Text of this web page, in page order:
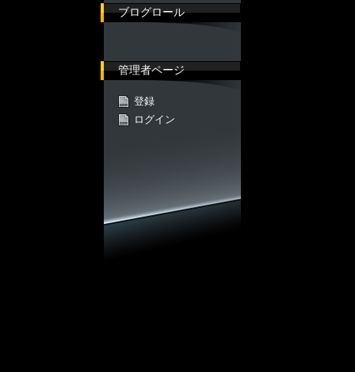
ブログロール
管理者ページ
登録
ログイン